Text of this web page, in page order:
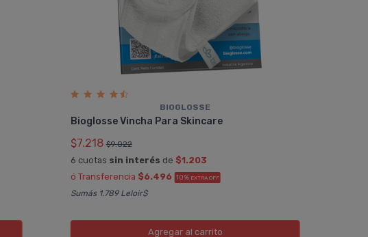
BIOGLOSSE
Bioglosse Vincha Para Skincare
$7.218 $9.022
6 cuotas sin interés de $1.203
ó Transferencia $6.496 10% EXTRA OFF
Sumás 1.789 Leloir$
Agregaral carrito